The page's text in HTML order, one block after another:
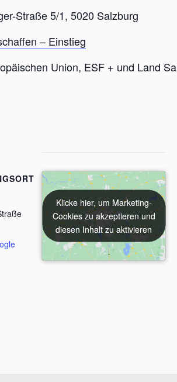
Straße 5/1, 5020 Salzburg
– Einstieg
Union, ESF + und Land
Klicke hier, um Marketing-
Cookies zu akzeptieren und
diesen Inhalt zu aktivieren
Klicke hier, um Marketing-
Cookies zu akzeptieren und
diesen Inhalt zu aktivieren